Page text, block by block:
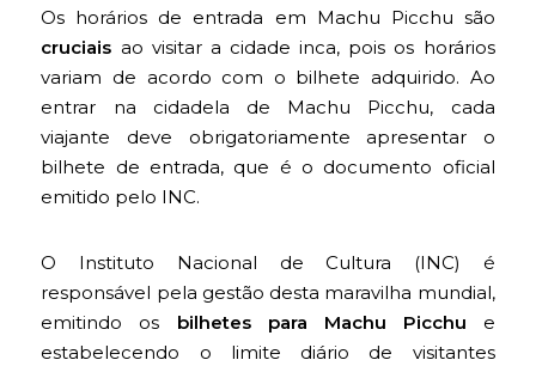
Os horários de entrada em Machu Picchu são
cruciais ao visitar a cidade inca, pois os horários
variam de acordo com o bilhete adquirido. Ao
entrar na cidadela de Machu Picchu, cada
viajante deve obrigatoriamente apresentar o
bilhete de entrada, que é o documento oficial
emitido pelo INC.
O Instituto Nacional de Cultura (INC) é
responsável pela gestão desta maravilha mundial,
emitindo os bilhetes para Machu Picchu e
estabelecendo o limite diário de visitantes